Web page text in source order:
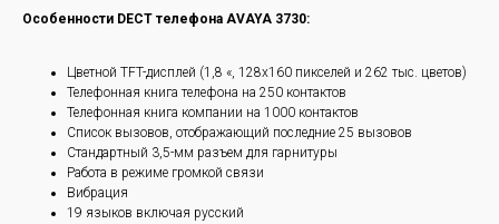
Особенности DECT телефона AVAYA 3730:
Цветной TFT-дисплей (1,8 «, 128х160 пикселей и 262 тыс. цветов)
Телефонная книга телефона на 250 контактов
Телефонная книга компании на 1000 контактов
Список вызовов, отображающий последние 25 вызовов
Стандартный 3,5-мм разъем для гарнитуры
Работа в режиме громкой связи
Вибрация
19 языков включая русский